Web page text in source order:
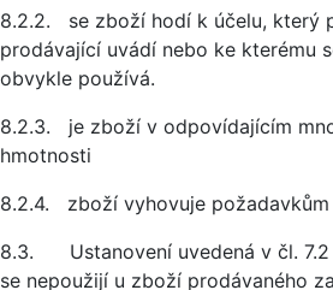
8.2.2. se zboží hodí k účelu, který
prodávající uvádí nebo ke kterému
obvykle používá.
8.2.3. je zboží v odpovídajícím
hmotnosti
8.2.4. zboží vyhovuje požadavkům
8.3. Ustanovení uvedená v čl. 7.2
se nepoužijí u zboží prodávaného